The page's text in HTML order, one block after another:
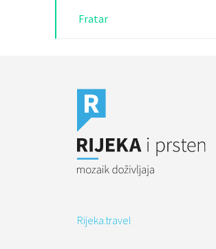
Navigacija
objava
Fratar
Rijeka.travel